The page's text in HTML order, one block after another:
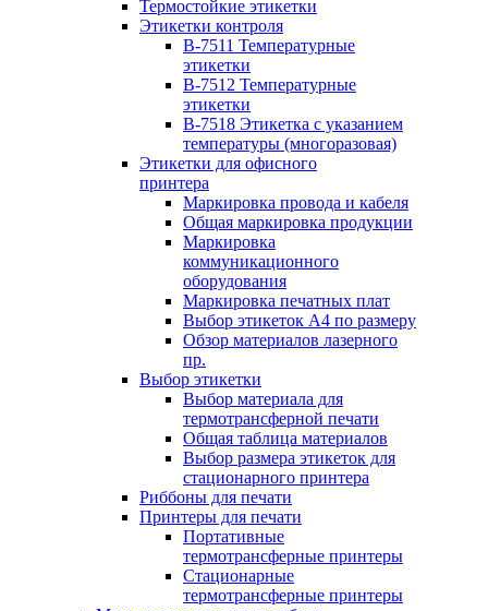
Термостойкие этикетки
Этикетки контроля
B-7511 Температурные
этикетки
B-7512 Температурные
этикетки
B-7518 Этикетка с указанием
температуры (многоразовая)
Этикетки для офисного
принтера
Маркировка провода и кабеля
Общая маркировка продукции
Маркировка
коммуникационного
оборудования
Маркировка печатных плат
Выбор этикеток А4 по размеру
Обзор материалов лазерного
пр.
Выбор этикетки
Выбор материала для
термотрансферной печати
Общая таблица материалов
Выбор размера этикеток для
стационарного принтера
Риббоны для печати
Принтеры для печати
Портативные
термотрансферные принтеры
Стационарные
термотрансферные принтеры